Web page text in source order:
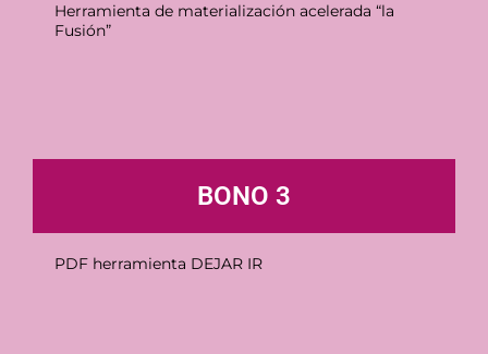
Herramienta de materialización acelerada “la
Fusión”
BONO 3
PDF herramienta DEJAR IR